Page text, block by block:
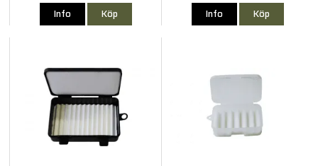
Info Köp Info Köp